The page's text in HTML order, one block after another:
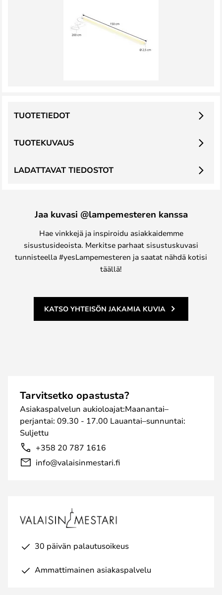
TUOTEKUVAUS
TUOTETIEDOT
LADATTAVAT TIEDOSTOT
Jaa kuvasi @lampemesteren kanssa
Hae vinkkejä ja inspiroidu asiakkaidemme
sisustusideoista. Merkitse parhaat sisustuskuvasi
tunnisteella #yesLampemesteren ja saatat nähdä kotisi
täällä!
KATSO YHTEISÖN JAKAMIA KUVIA
Tarvitsetko opastusta?
Asiakaspalvelun aukioloajat:Maanantai–
perjantai: 09.30 - 17.00 Lauantai–sunnuntai:
Suljettu
+358 20 787 1616
info@valaisinmestari.fi
30 päivän palautusoikeus
Ammattimainen asiakaspalvelu